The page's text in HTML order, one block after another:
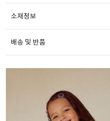
소재정보
배송 및 반품